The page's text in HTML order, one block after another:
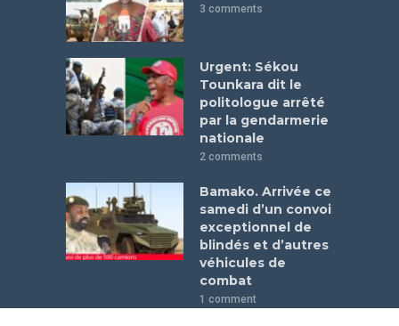
3 comments
Urgent: Sékou
Tounkara dit le
politologue arrêté
par la gendarmerie
nationale
2 comments
Bamako. Arrivée ce
samedi d’un convoi
exceptionnel de
blindés et d’autres
véhicules de
combat
1 comment